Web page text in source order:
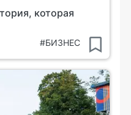
которая
#БИЗНЕС